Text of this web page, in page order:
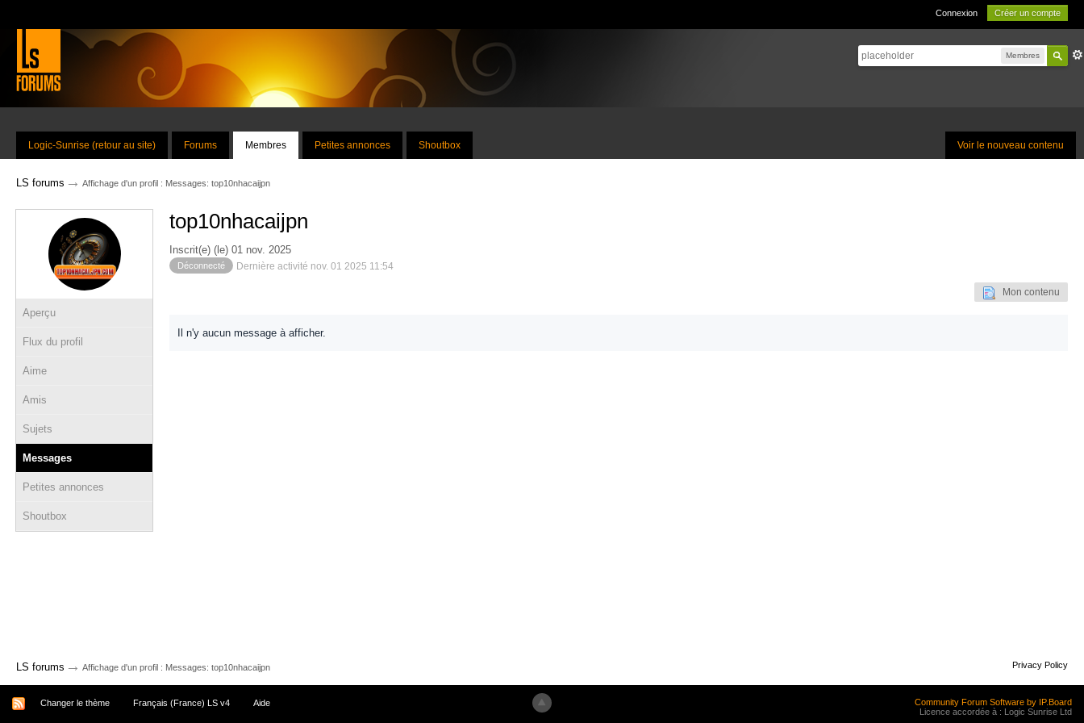
Connexion Créer un compte
Membres
Voir le nouveau contenu
Logic-Sunrise (retour au site) Forums Membres Petites annonces Shoutbox
LS forums → Affichage d'un profil : Messages: top10nhacaijpn
Aperçu
Flux du profil
Aime
Amis
Sujets
Messages
Petites annonces
Shoutbox
top10nhacaijpn
Inscrit(e) (le) 01 nov. 2025
Déconnecté Dernière activité nov. 01 2025 11:54
Mon contenu
Il n'y aucun message à afficher.
LS forums → Affichage d'un profil : Messages: top10nhacaijpn Privacy Policy
Changer le thème Français (France) LS v4 Aide
Community Forum Software by IP.Board
Licence accordée à : Logic Sunrise Ltd